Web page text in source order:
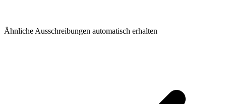
Ähnliche Ausschreibungen automatisch erhalten